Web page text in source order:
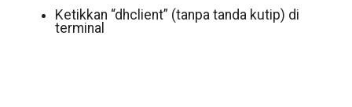
Ketikkan “dhclient” (tanpa tanda kutip) di
terminal